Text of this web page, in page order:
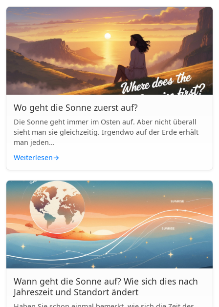
Wo geht die Sonne zuerst auf?
Die Sonne geht immer im Osten auf. Aber nicht überall
sieht man sie gleichzeitig. Irgendwo auf der Erde erhält
man jeden...
Weiterlesen→
Wann geht die Sonne auf? Wie sich dies nach
Jahreszeit und Standort ändert